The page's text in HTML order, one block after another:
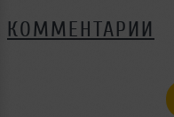
КОММЕНТАРИИ